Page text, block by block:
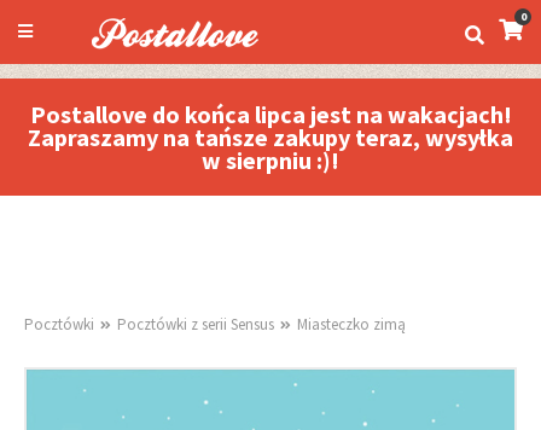
0
Postallove do końca lipca jest na wakacjach!
Zapraszamy na tańsze zakupy teraz, wysyłka
w sierpniu :)!
Pocztówki Pocztówki z serii Sensus Miasteczko zimą